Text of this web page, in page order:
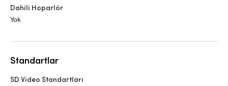
Dahili Hoparlör
Yok
Standartlar
SD Video Standartları